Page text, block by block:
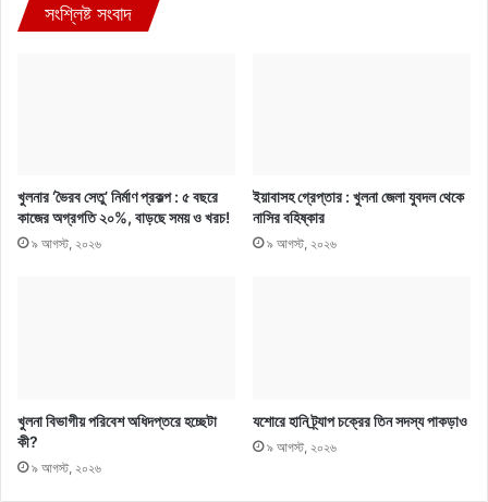
সংশ্লিষ্ট সংবাদ
খুলনার ‘ভৈরব সেতু’ নির্মাণ প্রকল্প : ৫ বছরে
কাজের অগ্রগতি ২০%, বাড়ছে সময় ও খরচ!
৯ আগস্ট, ২০২৬
ইয়াবাসহ গ্রেপ্তার : খুলনা জেলা যুবদল থেকে
নাসির বহিষ্কার
৯ আগস্ট, ২০২৬
খুলনা বিভাগীয় পরিবেশ অধিদপ্তরে হচ্ছেটা
কী?
৯ আগস্ট, ২০২৬
যশোরে হানি ট্র্যাপ চক্রের তিন সদস্য পাকড়াও
৯ আগস্ট, ২০২৬